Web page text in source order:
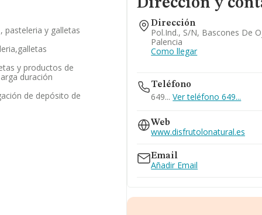
pasteleria y galletas
y productos de
duración
de depósito de
Dirección y
Dirección
Pol.ind., S/n, Bascones De
Palencia
Como llegar
Teléfono
649...Ver teléfono 649...
Web
www.disfrutolonatural.es
Email
Añadir Email